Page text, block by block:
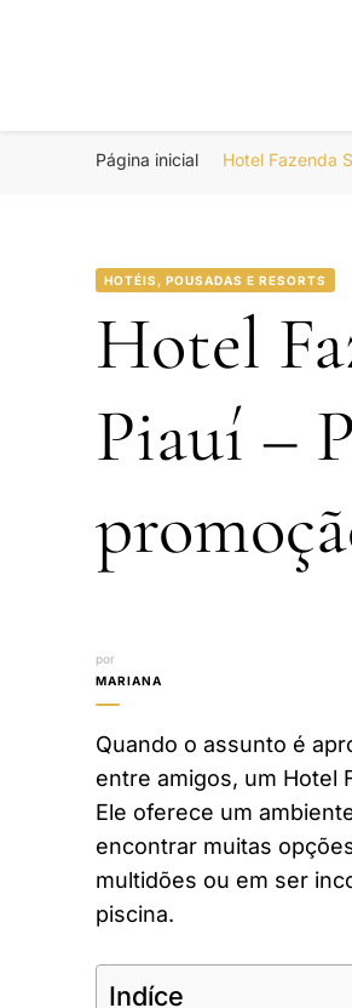
Portal
Página inicial Hotel Fazenda
HOTÉIS, POUSADAS E RESORTS
Hotel
Piauí –
por
MARIANA
Quando o assunto é
entre amigos, um Hotel
Ele oferece um
encontrar muitas
multidões ou em ser
piscina.
Indíce